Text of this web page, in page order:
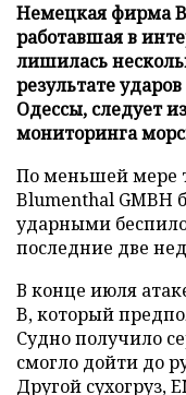
Немецкая фирма
работавшая в
лишилась
результате
Одессы, следует
мониторинга
По меньшей мере
Blumenthal
ударными
последние две
В конце июля
B, который
Судно получило
смогло дойти до
Другой сухогруз,